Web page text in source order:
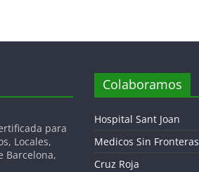
para
Locales,
Barcelona,
Colaboramos
Hospital Sant Joan
Medicos Sin Fronteras
Cruz Roja